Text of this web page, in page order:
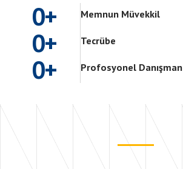
0+ Memnun Müvekkil
0+ Tecrübe
0+ Profosyonel Danışman